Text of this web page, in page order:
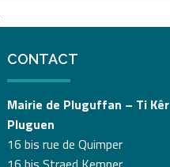
CONTACT
Mairie de Pluguffan – Ti Kêr
Pluguen
16 bis rue de Quimper